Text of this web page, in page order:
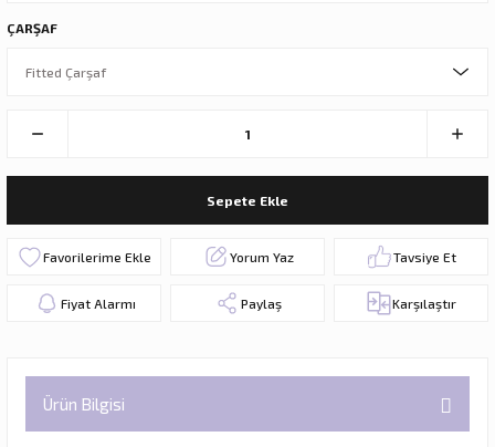
ÇARŞAF
Sepete Ekle
Yorum Yaz Tavsiye Et
Fiyat Alarmı Paylaş Karşılaştır
Ürün Bilgisi